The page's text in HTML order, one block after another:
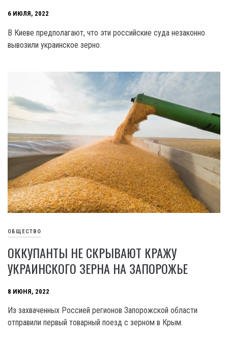
6 ИЮЛЯ, 2022
В Киеве предполагают, что эти российские суда незаконно
вывозили украинское зерно.
ОБЩЕСТВО
ОККУПАНТЫ НЕ СКРЫВАЮТ КРАЖУ
УКРАИНСКОГО ЗЕРНА НА ЗАПОРОЖЬЕ
8 ИЮНЯ, 2022
Из захваченных Россией регионов Запорожской области
отправили первый товарный поезд с зерном в Крым.